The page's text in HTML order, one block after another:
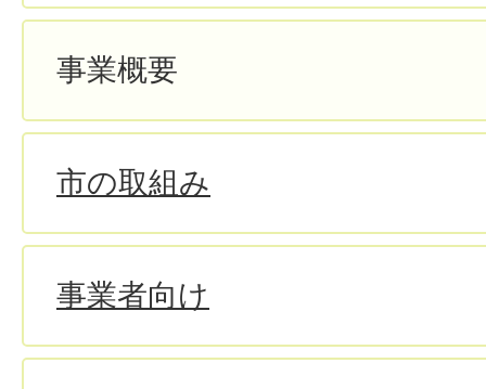
事業概要
市の取組み
事業者向け